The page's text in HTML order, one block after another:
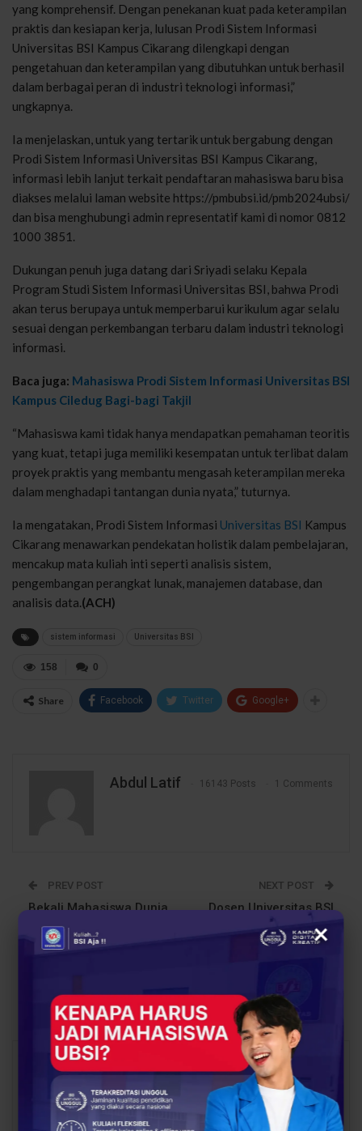
yang komprehensif. Dengan penekanan kuat pada keterampilan
praktis dan kesiapan kerja, lulusan Prodi Sistem Informasi
Universitas BSI Kampus Cikarang dilengkapi dengan
pengetahuan dan keterampilan yang dibutuhkan untuk berhasil
dalam berbagai peran di industri teknologi informasi,”
ungkapnya.
Ia menjelaskan, untuk yang tertarik untuk bergabung dengan
Prodi Sistem Informasi Universitas BSI Kampus Cikarang,
informasi lebih lanjut terkait pendaftaran mahasiswa baru bisa
diakses melalui laman website https://pmbubsi.id/pmb2024ubsi/
dan bisa menghubungi admin representatif kami di nomor 0812
1000 3851.
Dukungan penuh juga datang dari Sriyadi selaku Kepala
Program Studi Sistem Informasi Universitas BSI, bahwa Prodi
akan terus berupaya untuk memperbarui kurikulum agar selalu
sesuai dengan perkembangan terbaru dalam industri teknologi
informasi.
Baca juga: Mahasiswa Prodi Sistem Informasi Universitas BSI
Kampus Ciledug Bagi-bagi Takjil
“Mahasiswa kami tidak hanya mendapatkan pemahaman teoritis
yang kuat, tetapi juga memiliki kesempatan untuk terlibat dalam
proyek praktis yang membantu mengasah keterampilan mereka
dalam menghadapi tantangan dunia nyata,” tuturnya.
Ia mengatakan, Prodi Sistem Informasi Universitas BSI Kampus
Cikarang menawarkan pendekatan holistik dalam pembelajaran,
mencakup mata kuliah inti seperti analisis sistem,
pengembangan perangkat lunak, manajemen database, dan
analisis data.(ACH)
sistem informasi Universitas BSI
0
158
Share Facebook Twitter Google+
Abdul Latif 16143 Posts 1 Comments
PREV POST
Bekali Mahasiswa Dunia
Kewirausahaan, Prodi
Teknologi Komputer
NEXT POST
Dosen Universitas BSI
Adakan Workshop
Canva untuk Remaja
Masyarakat Sejahtera
You Might Also Like
BERITA
×